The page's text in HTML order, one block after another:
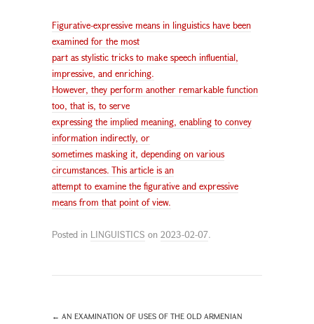
Figurative-expressive means in linguistics have been
examined for the most
part as stylistic tricks to make speech influential,
impressive, and enriching.
However, they perform another remarkable function
too, that is, to serve
expressing the implied meaning, enabling to convey
information indirectly, or
sometimes masking it, depending on various
circumstances. This article is an
attempt to examine the figurative and expressive
means from that point of view.
Posted in LINGUISTICS on 2023-02-07.
← AN EXAMINATION OF USES OF THE OLD ARMENIAN